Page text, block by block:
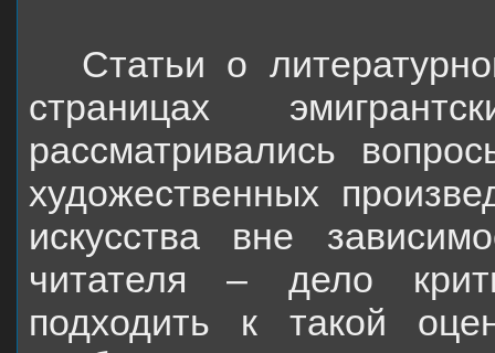
Статьи о
страницах
рассматривались
художественных
искусства вне
читателя – дело
подходить к такой